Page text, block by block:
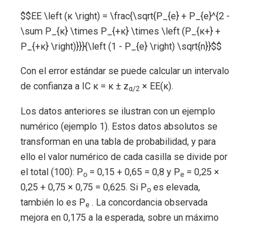
$$EE \left (κ \right) = \frac{\sqrt{P_{e} + P_{e}^{2 -
\sum P_{κ} \times P_{+κ} \times \left (P_{κ+} +
P_{+κ} \right)}}}{\left (1 - P_{e} \right) \sqrt{n}}$$
Con el error estándar se puede calcular un intervalo
de confianza a IC κ = κ ± zα/2 × EE(κ).
Los datos anteriores se ilustran con un ejemplo
numérico (ejemplo 1). Estos datos absolutos se
transforman en una tabla de probabilidad, y para
ello el valor numérico de cada casilla se divide por
el total (100): Po = 0,15 + 0,65 = 0,8 y Pe = 0,25 ×
0,25 + 0,75 × 0,75 = 0,625. Si Po es elevada,
también lo es Pe . La concordancia observada
mejora en 0,175 a la esperada, sobre un máximo